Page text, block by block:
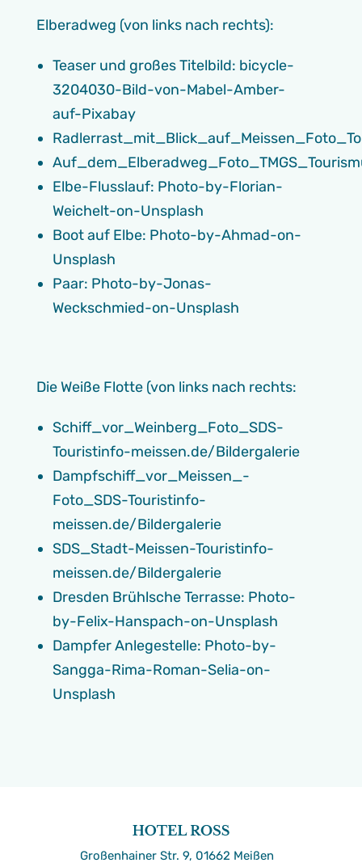
Elberadweg (von links nach rechts):
Teaser und großes Titelbild: bicycle-
3204030-Bild-von-Mabel-Amber-
auf-Pixabay
Elbe-Flusslauf: Photo-by-Florian-
Weichelt-on-Unsplash
Boot auf Elbe: Photo-by-Ahmad-on-
Unsplash
Paar: Photo-by-Jonas-
Weckschmied-on-Unsplash
Die Weiße Flotte (von links nach rechts:
Schiff_vor_Weinberg_Foto_SDS-
Touristinfo-meissen.de/Bildergalerie
Dampfschiff_vor_Meissen_-
Foto_SDS-Touristinfo-
meissen.de/Bildergalerie
SDS_Stadt-Meissen-Touristinfo-
meissen.de/Bildergalerie
Dresden Brühlsche Terrasse: Photo-
by-Felix-Hanspach-on-Unsplash
Dampfer Anlegestelle: Photo-by-
Sangga-Rima-Roman-Selia-on-
Unsplash
Großenhainer Str. 9, 01662 Meißen